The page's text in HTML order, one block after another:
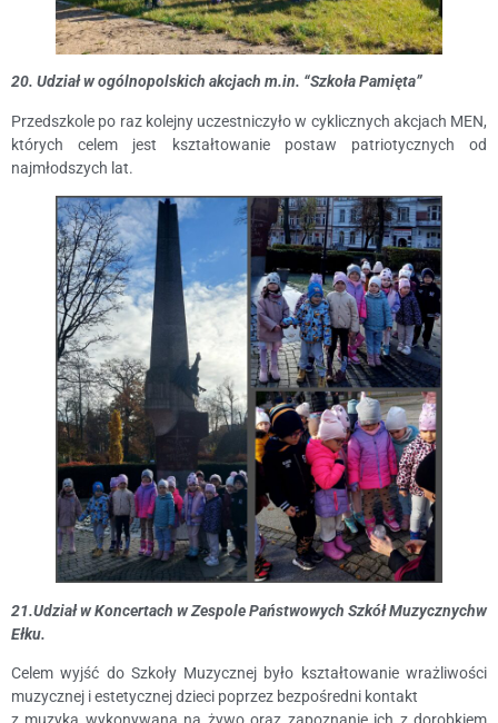
20. Udział w ogólnopolskich akcjach m.in. “Szkoła Pamięta”
Przedszkole po raz kolejny uczestniczyło w cyklicznych akcjach MEN,
których celem jest kształtowanie postaw patriotycznych od
najmłodszych lat.
21.Udział w Koncertach w Zespole Państwowych Szkół Muzycznychw
Ełku.
Celem wyjść do Szkoły Muzycznej było kształtowanie wrażliwości
muzycznej i estetycznej dzieci poprzez bezpośredni kontakt